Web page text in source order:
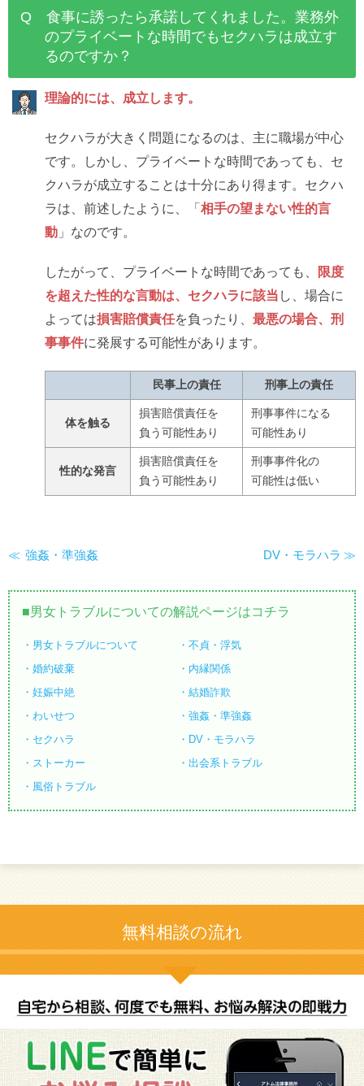
Q 食事に誘ったら承諾してくれました。業務外
のプライベートな時間でもセクハラは成立す
るのですか？
理論的には、成立します。
セクハラが大きく問題になるのは、主に職場が中心
です。しかし、プライベートな時間であっても、セ
クハラが成立することは十分にあり得ます。セクハ
ラは、前述したように、「相手の望まない性的言
動 」なのです。
したがって、プライベートな時間であっても、
限度
を超えた性的な言動は、セクハラに該当 し、場合に
よっては損害賠償責任を負ったり、 最悪の場合、刑
事事件に発展する可能性があります。
民事上の責任 刑事上の責任
体を触る
損害賠償責任を
負う可能性あり
刑事事件になる
可能性あり
性的な発言
損害賠償責任を
負う可能性あり
刑事事件化の
可能性は低い
強姦・準強姦 DV・モラハラ
男女トラブルについての解説ページはコチラ
男女トラブルについて
不貞・浮気
婚約破棄
内縁関係
妊娠中絶
結婚詐欺
わいせつ
強姦・準強姦
セクハラ
DV・モラハラ
ストーカー
出会系トラブル
風俗トラブル
無料相談の流れ